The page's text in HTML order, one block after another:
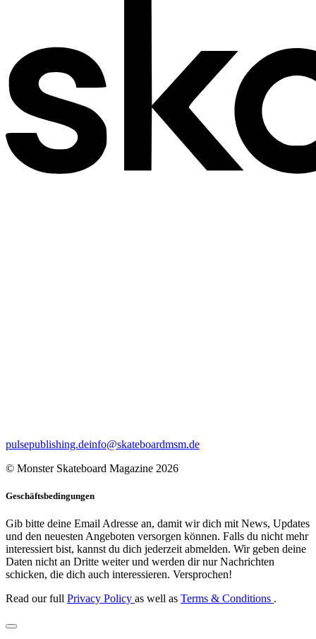
pulsepublishing.deinfo@skateboardmsm.de
© Monster Skateboard Magazine 2026
Geschäftsbedingungen
Gib bitte deine Email Adresse an, damit wir dich mit News, Updates
und den neuesten Angeboten versorgen können. Falls du nicht mehr
interessiert bist, kannst du dich jederzeit abmelden. Wir geben deine
Daten nicht an Dritte weiter und werden dir nur Nachrichten
schicken, die dich auch interessieren. Versprochen!
Read our full Privacy Policy as well as Terms & Conditions .